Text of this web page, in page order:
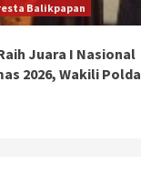
Balikpapan
Juara I Nasional
2026, Wakili Polda